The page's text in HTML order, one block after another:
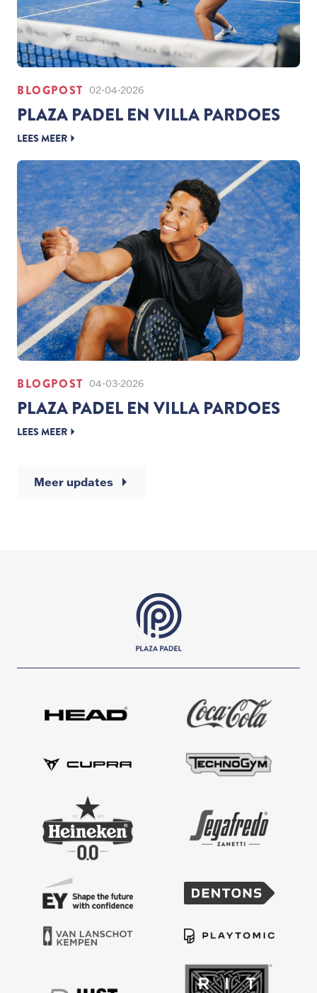
BLOGPOST 02-04-2026
PLAZA PADEL EN VILLA PARDOES
LEES MEER
BLOGPOST 04-03-2026
PLAZA PADEL EN VILLA PARDOES
LEES MEER
Meer updates